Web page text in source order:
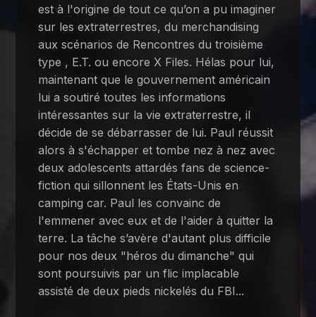
est à l'origine de tout ce qu’on a pu imaginer
sur les extraterrestres, du merchandising
aux scénarios de Rencontres du troisième
type , E.T. ou encore X Files. Hélas pour lui,
maintenant que le gouvernement américain
lui a soutiré toutes les informations
intéressantes sur la vie extraterrestre, il
décide de se débarrasser de lui. Paul réussit
alors à s'échapper et tombe nez à nez avec
deux adolescents attardés fans de science-
fiction qui sillonnent les États-Unis en
camping car. Paul les convainc de
l'emmener avec eux et de l'aider à quitter la
terre. La tâche s’avère d'autant plus difficile
pour nos deux "héros du dimanche" qui
sont poursuivis par un flic implacable
assisté de deux pieds nickelés du FBI...